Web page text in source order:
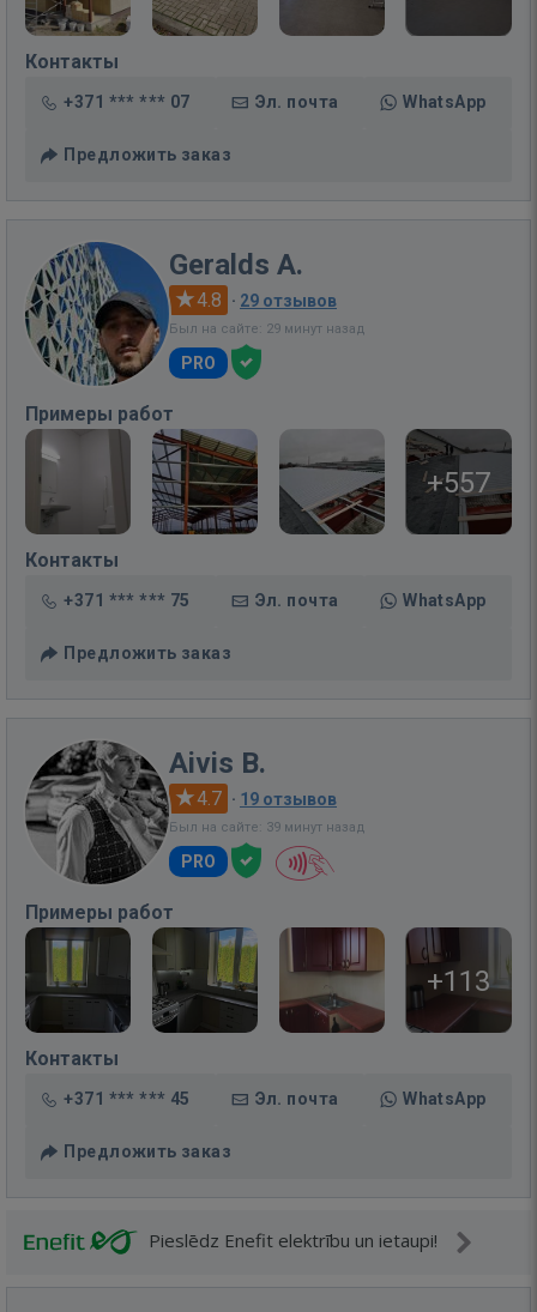
Контакты
+371 *** *** 07 Эл. почта WhatsApp
Предложить заказ
Geralds A.
4.8 · 29 отзывов
Был на сайте: 29 минут назад
PRO
Примеры работ
+557
Контакты
+371 *** *** 75 Эл. почта WhatsApp
Предложить заказ
Aivis B.
4.7 · 19 отзывов
Был на сайте: 39 минут назад
PRO
Примеры работ
+113
Контакты
+371 *** *** 45 Эл. почта WhatsApp
Предложить заказ
Pieslēdz Enefit elektrību un ietaupi!